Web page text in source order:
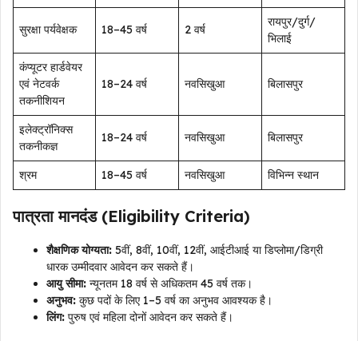
सुरक्षा पर्यवेक्षक 18–45 वर्ष 2 वर्ष
रायपुर/दुर्ग/
भिलाई
कंप्यूटर हार्डवेयर
एवं नेटवर्क
तकनीशियन
18–24 वर्ष नवसिखुआ बिलासपुर
इलेक्ट्रॉनिक्स
तकनीकज्ञ
18–24 वर्ष नवसिखुआ बिलासपुर
श्रम 18–45 वर्ष नवसिखुआ विभिन्न स्थान
पात्रता मानदंड (Eligibility Criteria)
शैक्षणिक योग्यता: 5वीं, 8वीं, 10वीं, 12वीं, आईटीआई या डिप्लोमा/डिग्री
धारक उम्मीदवार आवेदन कर सकते हैं।
आयु सीमा: न्यूनतम 18 वर्ष से अधिकतम 45 वर्ष तक।
अनुभव: कुछ पदों के लिए 1–5 वर्ष का अनुभव आवश्यक है।
लिंग: पुरुष एवं महिला दोनों आवेदन कर सकते हैं।